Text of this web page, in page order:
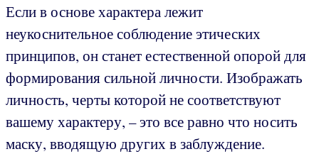
Если в основе характера лежит
неукоснительное соблюдение этических
принципов, он станет естественной опорой для
формирования сильной личности. Изображать
личность, черты которой не соответствуют
вашему характеру, – это все равно что носить
маску, вводящую других в заблуждение.